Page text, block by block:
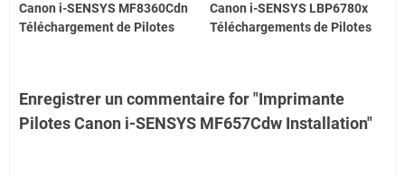
Canon i-SENSYS MF8360Cdn
Téléchargement de Pilotes
Canon i-SENSYS LBP6780x
Téléchargements de Pilotes
Enregistrer un commentaire for "Imprimante
Pilotes Canon i-SENSYS MF657Cdw Installation"